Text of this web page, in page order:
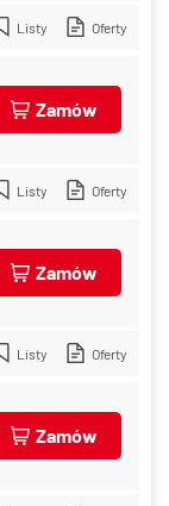
Listy Oferty
Zamów
Listy Oferty
Zamów
Listy Oferty
Zamów